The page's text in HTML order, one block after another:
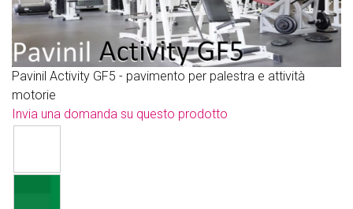
Pavinil Activity GF5 - pavimento per palestra e attività
motorie
Invia una domanda su questo prodotto